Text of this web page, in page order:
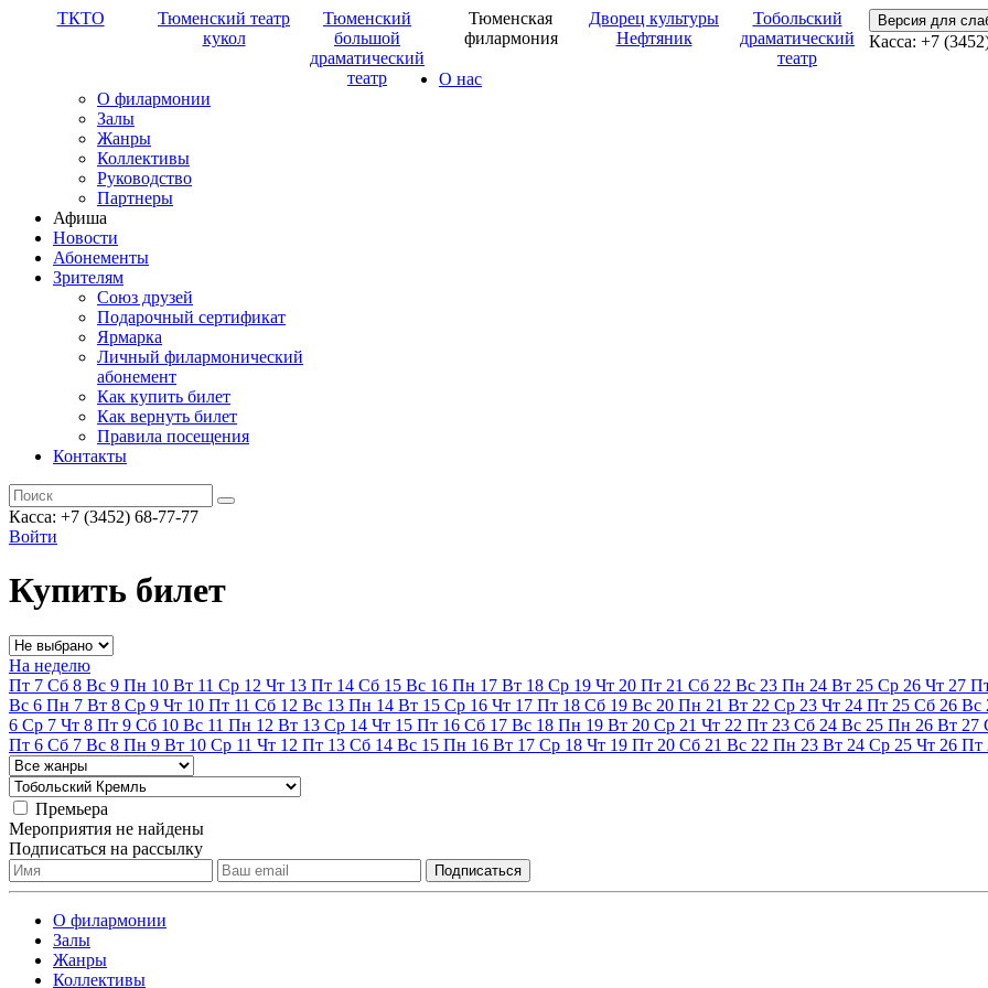
ТКТО
Тюменский театр
кукол
Тюменский
большой
драматический
театр
Тюменская
филармония
Дворец культуры
Нефтяник
Тобольский
драматический
театр
Версия для
Касса: +7
О нас
О филармонии
Залы
Жанры
Коллективы
Руководство
Партнеры
Афиша
Новости
Абонементы
Зрителям
Союз друзей
Подарочный сертификат
Ярмарка
Личный филармонический
абонемент
Как купить билет
Как вернуть билет
Правила посещения
Контакты
Касса: +7 (3452) 68-77-77
Войти
Купить билет
На неделю
Пт 7 Сб 8 Вс 9 Пн 10 Вт 11 Ср 12 Чт 13 Пт 14 Сб 15 Вс 16 Пн 17 Вт 18 Ср 19 Чт 20 Пт 21 Сб 22 Вс 23 Пн 24 Вт 25 Ср 26 Чт 27
Вс 6 Пн 7 Вт 8 Ср 9 Чт 10 Пт 11 Сб 12 Вс 13 Пн 14 Вт 15 Ср 16 Чт 17 Пт 18 Сб 19 Вс 20 Пн 21 Вт 22 Ср 23 Чт 24 Пт 25 Сб 26 Вс
6 Ср 7 Чт 8 Пт 9 Сб 10 Вс 11 Пн 12 Вт 13 Ср 14 Чт 15 Пт 16 Сб 17 Вс 18 Пн 19 Вт 20 Ср 21 Чт 22 Пт 23 Сб 24 Вс 25 Пн 26 Вт 27
Пт 6 Сб 7 Вс 8 Пн 9 Вт 10 Ср 11 Чт 12 Пт 13 Сб 14 Вс 15 Пн 16 Вт 17 Ср 18 Чт 19 Пт 20 Сб 21 Вс 22 Пн 23 Вт 24 Ср 25 Чт 26 Пт
Премьера
Мероприятия не найдены
Подписаться на рассылку
О филармонии
Залы
Жанры
Коллективы